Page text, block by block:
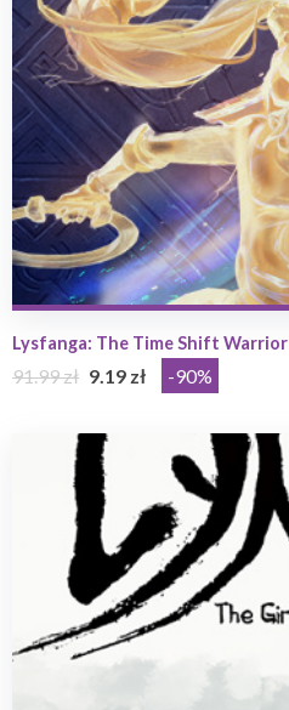
Lysfanga: The Time Shift Warrior
91.99 zł 9.19 zł -90%